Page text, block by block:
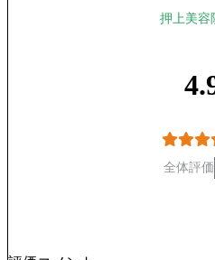
押上美容
全体評価